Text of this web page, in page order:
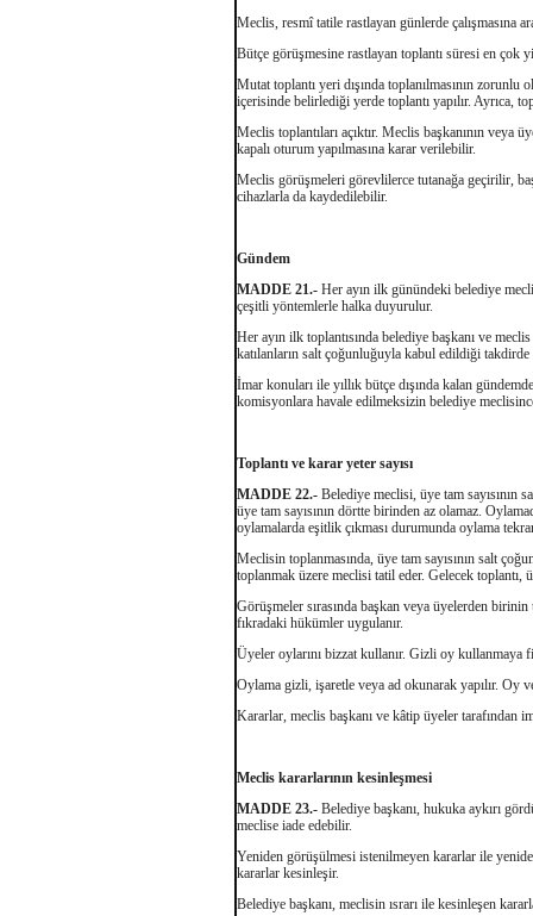
Meclis, resmî tatile rastlayan günlerde çalışmasına
Bütçe görüşmesine rastlayan toplantı süresi en çok
Mutat toplantı yeri dışında toplanılmasının
içerisinde belirlediği yerde toplantı yapılır. Ayrıca,
Meclis toplantıları açıktır. Meclis başkanının veya
kapalı oturum yapılmasına karar verilebilir.
Meclis görüşmeleri görevlilerce tutanağa geçirilir,
cihazlarla da kaydedilebilir.
Gündem
MADDE 21.- Her ayın ilk günündeki belediye
çeşitli yöntemlerle halka duyurulur.
Her ayın ilk toplantısında belediye başkanı ve
katılanların salt çoğunluğuyla kabul edildiği takdirde
İmar konuları ile yıllık bütçe dışında kalan
komisyonlara havale edilmeksizin belediye
Toplantı ve karar yeter sayısı
MADDE 22.- Belediye meclisi, üye tam sayısının
üye tam sayısının dörtte birinden az olamaz.
oylamalarda eşitlik çıkması durumunda oylama
Meclisin toplanmasında, üye tam sayısının salt
toplanmak üzere meclisi tatil eder. Gelecek toplantı,
Görüşmeler sırasında başkan veya üyelerden birinin
fıkradaki hükümler uygulanır.
Üyeler oylarını bizzat kullanır. Gizli oy
Oylama gizli, işaretle veya ad okunarak yapılır. Oy
Kararlar, meclis başkanı ve kâtip üyeler tarafından
Meclis kararlarının kesinleşmesi
MADDE 23.- Belediye başkanı, hukuka aykırı
meclise iade edebilir.
Yeniden görüşülmesi istenilmeyen kararlar ile
kararlar kesinleşir.
Belediye başkanı, meclisin ısrarı ile kesinleşen